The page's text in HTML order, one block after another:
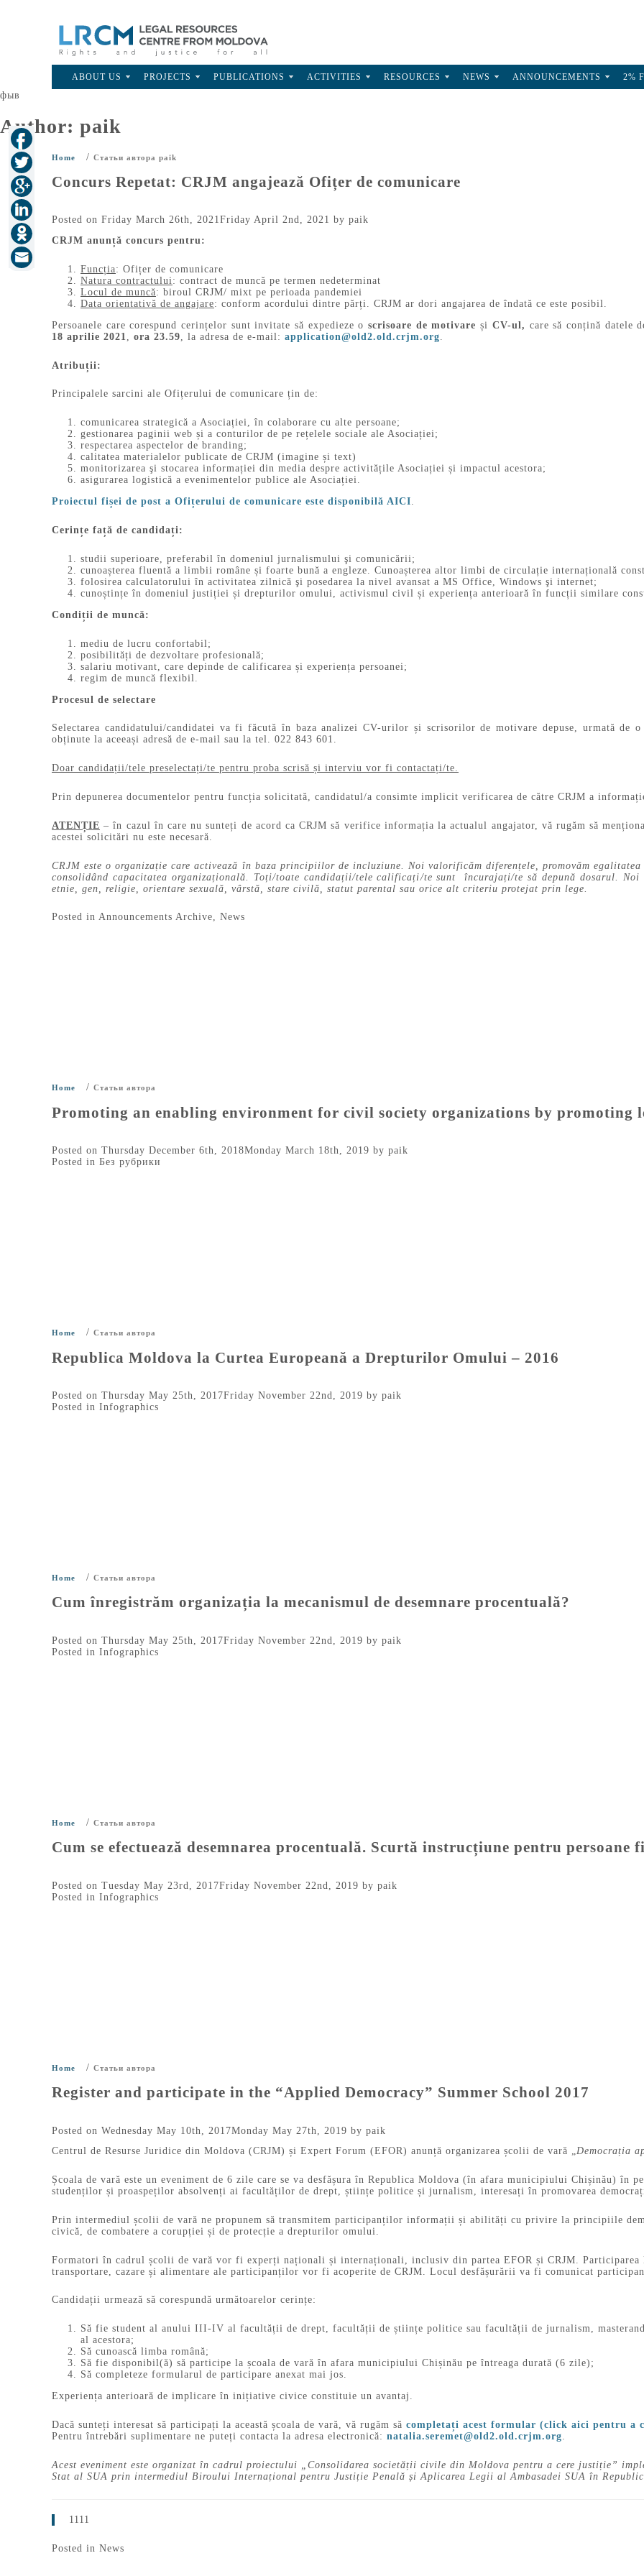
ABOUT US PROJECTS PUBLICATIONS ACTIVITIES RESOURCES NEWS ANNOUNCEMENTS 2%
фыв
Author: paik
Home / Статьи автора paik
Concurs Repetat: CRJM angajează Ofițer de comunicare
Posted on Friday March 26th, 2021Friday April 2nd, 2021 by paik
CRJM anunță concurs pentru:
Funcția: Ofițer de comunicare
Natura contractului : contract de muncă pe termen nedeterminat
Locul de muncă: biroul CRJM/ mixt pe perioada pandemiei
Data orientativă de angajare: conform acordului dintre părți. CRJM ar dori angajarea de îndată ce este posibil.
Persoanele care corespund cerințelor sunt invitate să expedieze oscrisoare de motivare și CV-ul, care să conțină datele
18 aprilie 2021
ora 23.59 , la adresa de e-mail: application@old2.old.crjm.org
Atribuții:
Principalele sarcini ale Ofițerului de comunicare țin de:
comunicarea strategică a Asociației, în colaborare cu alte persoane;
gestionarea paginii web și a conturilor de pe rețelele sociale ale Asociației;
respectarea aspectelor de branding;
calitatea materialelor publicate de CRJM (imagine și text)
monitorizarea şi stocarea informației din media despre activitățile Asociației și impactul acestora;
asigurarea logistică a evenimentelor publice ale Asociației.
Proiectul fișei de post a Ofițerului de comunicare este disponibilă AICI.
Cerințe față de candidați:
studii superioare, preferabil în domeniul jurnalismului şi comunicării;
cunoașterea fluentă a limbii române și foarte bună a engleze. Cunoașterea altor limbi de circulație internațională
folosirea calculatorului în activitatea zilnică şi posedarea la nivel avansat a MS Office, Windows şi internet;
cunoștințe în domeniul justiției și drepturilor omului, activismul civil și experiența anterioară în funcții similare
Condiții de muncă:
mediu de lucru confortabil;
posibilități de dezvoltare profesională;
salariu motivant, care depinde de calificarea și experiența persoanei;
regim de muncă flexibil.
Procesul de selectare
Selectarea candidatului/candidatei va fi făcută în baza analizei CV-urilor și scrisorilor de motivare depuse, urmată
obținute la aceeași adresă de e-mail sau la tel. 022 843 601.
Doar candidații/tele preselectați/te pentru proba scrisă și interviu vor fi contactați/te.
Prin depunerea documentelor pentru funcția solicitată, candidatul/a consimte implicit verificarea de către CRJM a
ATENȚIE – în cazul în care nu sunteți de acord ca CRJM să verifice informația la actualul angajator, vă rugăm să
acestei solicitări nu este necesară.
CRJM este o organizație care activează în baza principiilor de incluziune. Noi valorificăm diferențele, promovăm
consolidând capacitatea organizațională. Toți/toate candidații/tele calificați/te sunt încurajați/te să depună dosarul.
etnie, gen, religie, orientare sexuală, vârstă, stare civilă, statut parental sau orice alt criteriu protejat prin lege.
Posted in Announcements Archive, News
Home / Статьи автора
Promoting an enabling environment for civil society organizations by promoting
Posted on Thursday December 6th, 2018Monday March 18th, 2019 by paik
Posted in Без рубрики
Home / Статьи автора
Republica Moldova la Curtea Europeană a Drepturilor Omului – 2016
Posted on Thursday May 25th, 2017Friday November 22nd, 2019 by paik
Posted in Infographics
Home / Статьи автора
Cum înregistrăm organizația la mecanismul de desemnare procentuală?
Posted on Thursday May 25th, 2017Friday November 22nd, 2019 by paik
Posted in Infographics
Home / Статьи автора
Cum se efectuează desemnarea procentuală. Scurtă instrucțiune pentru persoane
Posted on Tuesday May 23rd, 2017Friday November 22nd, 2019 by paik
Posted in Infographics
Home / Статьи автора
Register and participate in the “Applied Democracy” Summer School 2017
Posted on Wednesday May 10th, 2017Monday May 27th, 2019 by paik
Centrul de Resurse Juridice din Moldova (CRJM) și Expert Forum (EFOR) anunță organizarea școlii de vară „Democrația
Școala de vară este un eveniment de 6 zile care se va desfășura în Republica Moldova (în afara municipiului Chișinău) în
studenților și proaspeților absolvenți ai facultăților de drept, științe politice și jurnalism, interesați în promovarea
Prin intermediul școlii de vară ne propunem să transmitem participanților informații și abilități cu privire la principiile
civică, de combatere a corupției și de protecție a drepturilor omului.
Formatori în cadrul școlii de vară vor fi experți naționali și internaționali, inclusiv din partea EFOR și CRJM. Participarea
transportare, cazare și alimentare ale participanților vor fi acoperite de CRJM. Locul desfășurării va fi comunicat
Candidații urmează să corespundă următoarelor cerințe:
Să fie student al anului III-IV al facultății de drept, facultății de științe politice sau facultății de jurnalism,
al acestora;
Să cunoască limba română;
Să fie disponibil(ă) să participe la școala de vară în afara municipiului Chișinău pe întreaga durată (6 zile);
Să completeze formularul de participare anexat mai jos.
Experiența anterioară de implicare în inițiative civice constituie un avantaj.
Dacă sunteți interesat să participați la această școala de vară, vă rugăm să completați acest formular (click aici pentru a
Pentru întrebări suplimentare ne puteți contacta la adresa electronică: natalia.seremet@old2.old.crjm.org
Acest eveniment este organizat în cadrul proiectului „Consolidarea societății civile din Moldova pentru a cere justiție”
Stat al SUA prin intermediul Biroului Internațional pentru Justiție Penală și Aplicarea Legii al Ambasadei SUA în
1111
Posted in News